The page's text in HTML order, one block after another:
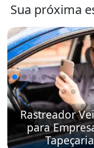
Sua próxima
Rastreador
para
Tapeçaria